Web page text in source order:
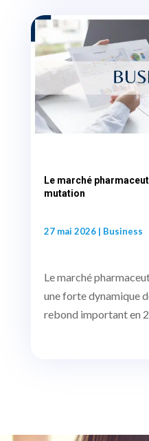
Le marché
mutation
27 mai 2026| Business
Le marché
une forte dynamique
rebond important en